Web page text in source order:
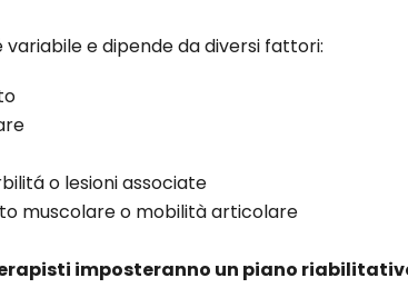
e dipende da diversi fattori:
o lesioni associate
muscolare o mobilità articolare
imposteranno un piano